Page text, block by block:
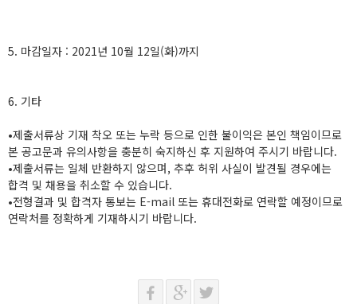
5. 마감일자 : 2021년 10월 12일(화)까지
6. 기타
•제출서류상 기재 착오 또는 누락 등으로 인한 불이익은 본인 책임이므로
본 공고문과 유의사항을 충분히 숙지하신 후 지원하여 주시기 바랍니다.
•제출서류는 일체 반환하지 않으며, 추후 허위 사실이 발견될 경우에는
합격 및 채용을 취소할 수 있습니다.
•전형결과 및 합격자 통보는 E-mail 또는 휴대전화로 연락할 예정이므로
연락처를 정확하게 기재하시기 바랍니다.